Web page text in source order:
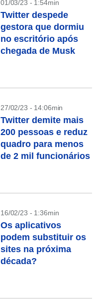
01/03/23 - 1:54min
Twitter despede
gestora que dormiu
no escritório após
chegada de Musk
27/02/23 - 14:06min
Twitter demite mais
200 pessoas e reduz
quadro para menos
de 2 mil funcionários
16/02/23 - 1:36min
Os aplicativos
podem substituir os
sites na próxima
década?